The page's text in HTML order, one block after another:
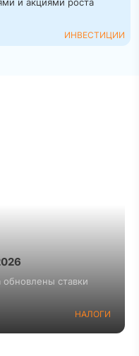
ИНВЕСТИЦИИ
ставки
НАЛОГИ